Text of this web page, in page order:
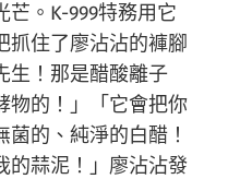
芒。K-999特務用它
抓住了廖沾沾的褲腳
生！那是醋酸離子
物的！」「它會把你
的、純淨的白醋！
的蒜泥！」廖沾沾發